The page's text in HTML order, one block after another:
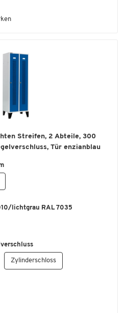
Streifen, 2 Abteile, 300
Tür enzianblau
lichtgrau RAL 7035
Zylinderschloss